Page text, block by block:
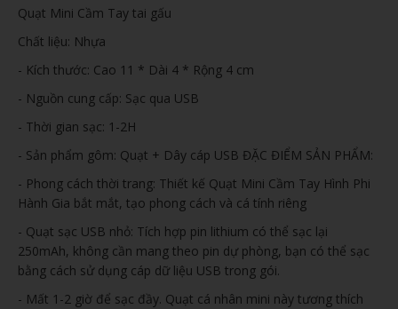
Quạt Mini Cầm Tay tai gấu
Chất liệu: Nhựa
- Kích thước: Cao 11 * Dài 4 * Rộng 4 cm
- Nguồn cung cấp: Sạc qua USB
- Thời gian sạc: 1-2H
- Sản phẩm gôm: Quạt + Dây cáp USB ĐẶC ĐIỂM SẢN PHẨM:
- Phong cách thời trang: Thiết kế Quạt Mini Cầm Tay Hình Phi
Hành Gia bắt mắt, tạo phong cách và cá tính riêng
- Quạt sạc USB nhỏ: Tích hợp pin lithium có thể sạc lại
250mAh, không cần mang theo pin dự phòng, bạn có thể sạc
bằng cách sử dụng cáp dữ liệu USB trong gói.
- Mất 1-2 giờ để sạc đầy. Quạt cá nhân mini này tương thích